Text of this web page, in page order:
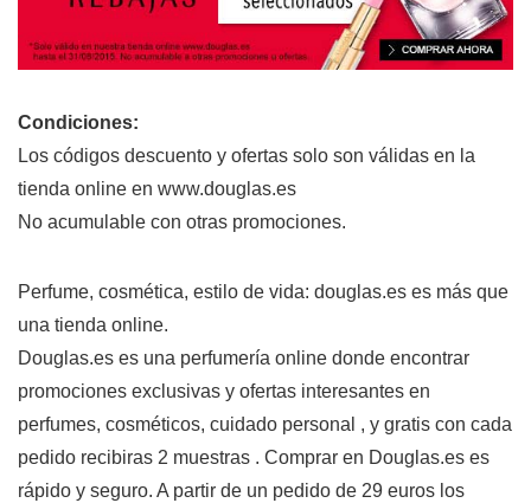
Condiciones:
Los códigos descuento y ofertas solo son válidas en la
tienda online en www.douglas.es
No acumulable con otras promociones.
Perfume, cosmética, estilo de vida: douglas.es es más que
una tienda online.
Douglas.es es una perfumería online donde encontrar
promociones exclusivas y ofertas interesantes en
perfumes, cosméticos, cuidado personal , y gratis con cada
pedido recibiras 2 muestras . Comprar en Douglas.es es
rápido y seguro. A partir de un pedido de 29 euros los